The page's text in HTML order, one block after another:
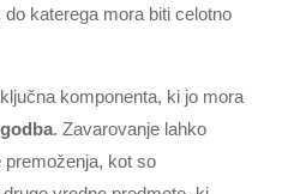
katerega mora biti celotno
komponenta, ki jo mora
. Zavarovanje lahko
kot so